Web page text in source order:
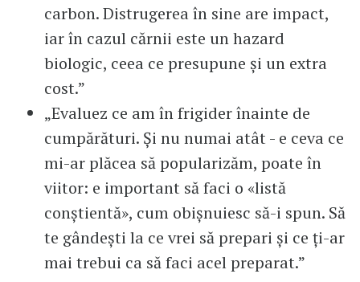
carbon. Distrugerea în sine are impact,
iar în cazul cărnii este un hazard
biologic, ceea ce presupune și un extra
cost.”
„Evaluez ce am în frigider înainte de
cumpărături. Și nu numai atât - e ceva ce
mi-ar plăcea să popularizăm, poate în
viitor: e important să faci o «listă
conștientă», cum obișnuiesc să-i spun. Să
te gândești la ce vrei să prepari și ce ți-ar
mai trebui ca să faci acel preparat.”